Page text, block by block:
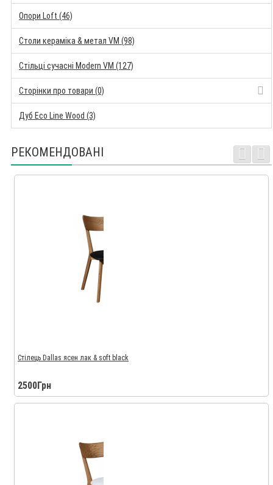
Опори Loft (46)
Столи кераміка & метал VM (98)
Стільці сучасні Modern VM (127)
Сторінки про товари (0)
Дуб Eco Line Wood (3)
РЕКОМЕНДОВАНІ
Стілець Dallas ясен лак & soft black
2500Грн